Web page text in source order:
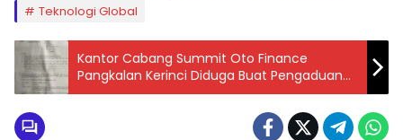
Teknologi Global
Kantor Cabang Summit Oto Finance
Pangkalan Kerinci Diduga Buat Pengaduan
Tidak Sesuai Fakta ke Polsek